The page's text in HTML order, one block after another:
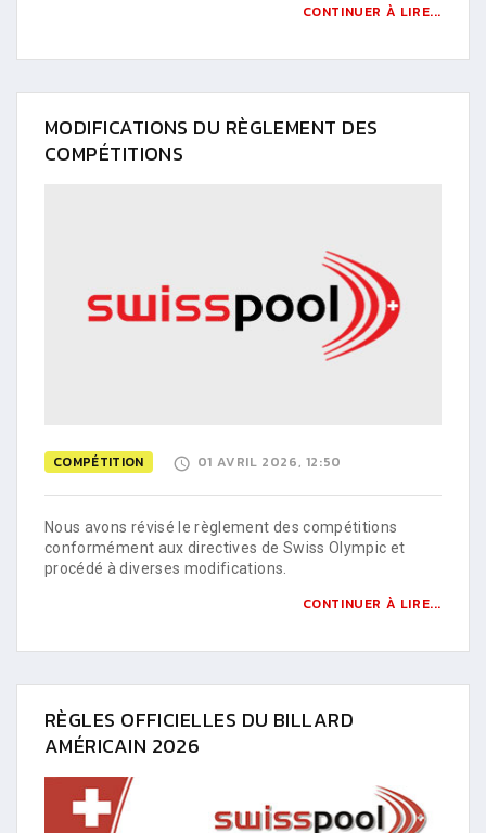
CONTINUER À LIRE...
MODIFICATIONS DU RÈGLEMENT DES
COMPÉTITIONS
COMPÉTITION 01 AVRIL 2026, 12:50
Nous avons révisé le règlement des compétitions
conformément aux directives de Swiss Olympic et
procédé à diverses modifications.
CONTINUER À LIRE...
RÈGLES OFFICIELLES DU BILLARD
AMÉRICAIN 2026